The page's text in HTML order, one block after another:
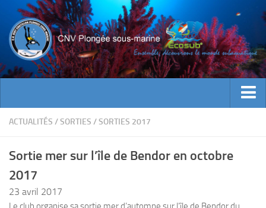
ACTUALITES
INFOS CNV
Contacts
ACTUALITÉS /SORTIES /SORTIES 2017
Sortie mer sur l’île de Bendor en octobre
2017
23 avril 2017